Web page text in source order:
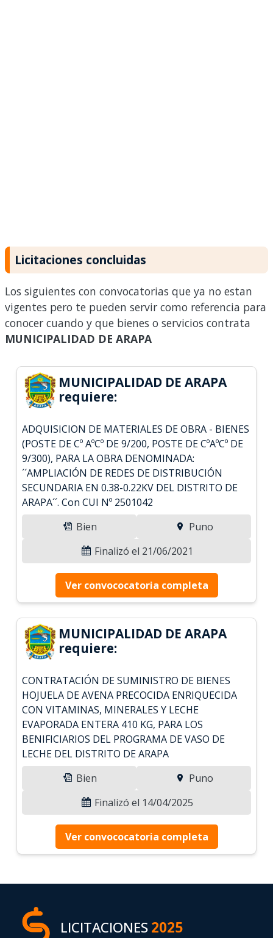
Licitaciones concluidas
Los siguientes con convocatorias que ya no estan
vigentes pero te pueden servir como referencia para
conocer cuando y que bienes o servicios contrata
MUNICIPALIDAD DE ARAPA
MUNICIPALIDAD DE ARAPA
requiere:
ADQUISICION DE MATERIALES DE OBRA - BIENES
(POSTE DE Cº AºCº DE 9/200, POSTE DE CºAºCº DE
9/300), PARA LA OBRA DENOMINADA:
´´AMPLIACIÓN DE REDES DE DISTRIBUCIÓN
SECUNDARIA EN 0.38-0.22KV DEL DISTRITO DE
ARAPA´´. Con CUI Nº 2501042
Bien
Puno
Finalizó el 21/06/2021
Ver convococatoria completa
MUNICIPALIDAD DE ARAPA
requiere:
CONTRATACIÓN DE SUMINISTRO DE BIENES
HOJUELA DE AVENA PRECOCIDA ENRIQUECIDA
CON VITAMINAS, MINERALES Y LECHE
EVAPORADA ENTERA 410 KG, PARA LOS
BENIFICIARIOS DEL PROGRAMA DE VASO DE
LECHE DEL DISTRITO DE ARAPA
Bien
Puno
Finalizó el 14/04/2025
Ver convococatoria completa
LICITACIONES2025